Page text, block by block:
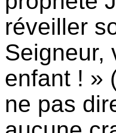
réveiller
Seigneur,
enfant ! »
ne pas